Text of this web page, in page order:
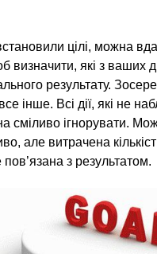
цілі, можна
визначити, які з ваших
результату.
інше. Всі дії, які не
сміливо ігнорувати.
але витрачена
з результатом.